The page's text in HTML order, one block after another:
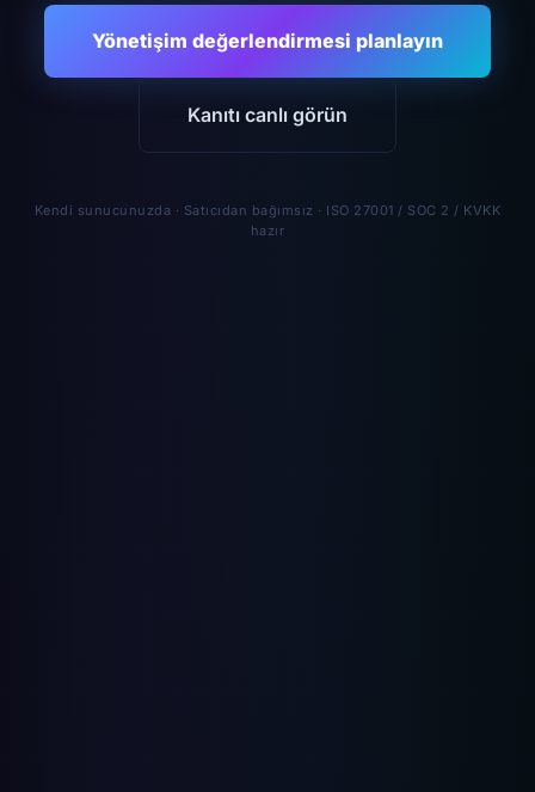
Yönetişim değerlendirmesi planlayın
Kanıtı canlı görün
Kendi sunucunuzda · Satıcıdan bağımsız · ISO 27001 / SOC 2 / KVKK
hazır